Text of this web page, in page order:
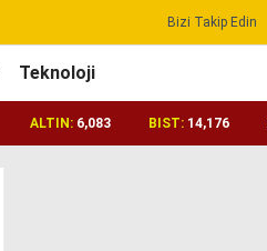
Bizi Takip Edin
Teknoloji
ALTIN: 6,083 BIST: 14,176